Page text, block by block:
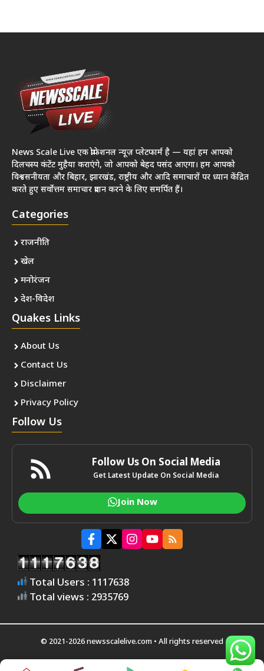
News Scale Live एक प्रोफेशनल न्यूज़ प्लेटफार्म है — यहां हम आपको
दिलचस्प कंटेंट मुहैया कराएंगे, जो आपको बेहद पसंद आएगा। हम आपको
विश्वसनीयता और बिहार, झारखंड, राष्ट्रीय और आदि समाचारों पर ध्यान केंद्रित
करते हुए सर्वोत्तम समाचार प्रदान करने के लिए समर्पित हैं।
Categories
राजनीति
खेल
मनोरंजन
देश-विदेश
Quakes Links
About Us
Contact Us
Disclaimer
Privacy Policy
Follow Us
Follow Us On Social Media
Get Latest Update On Social Media
Join Now
Total Users : 1117638
Total views : 2935769
© 2021-2026 newsscalelive.com • All rights reserved